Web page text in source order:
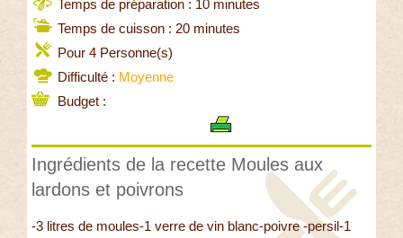
Temps de préparation : 10 minutes
Temps de cuisson : 20 minutes
Pour 4 Personne(s)
Difficulté : Moyenne
Budget :
Ingrédients de la recette Moules aux
lardons et poivrons
-3 litres de moules-1 verre de vin blanc-poivre -persil-1